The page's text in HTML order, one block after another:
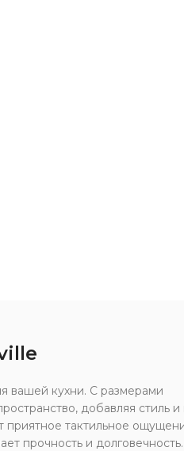
вашей кухни. С размерами
добавляя стиль и
приятное тактильное
прочность и долговечность.